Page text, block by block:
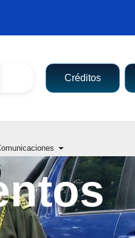
Créditos
entidad Open